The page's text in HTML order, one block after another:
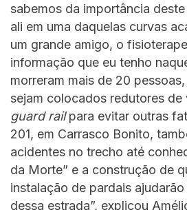
sabemos da importância
ali em uma daquelas curvas
um grande amigo, o
informação que eu tenho
morreram mais de 20
sejam colocados redutores de
guard railpara evitar outras
201, em Carrasco Bonito,
acidentes no trecho até
da Morte” e a construção de
instalação de pardais
dessa estrada”, explicou